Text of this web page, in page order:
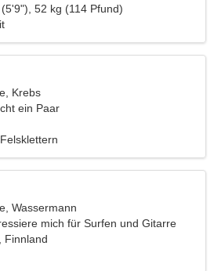
52 kg (114 Pfund)
Krebs
ein Paar
Wassermann
mich für Surfen und Gitarre
Finnland